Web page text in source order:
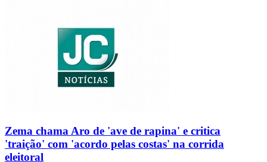
Zema chama Aro de 'ave de rapina' e critica
'traição' com 'acordo pelas costas' na corrida
eleitoral